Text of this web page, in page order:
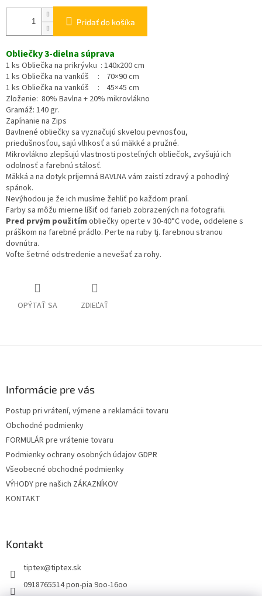
Pridať do košíka
Obliečky 3-dielna súprava
1 ks Obliečka na prikrývku : 140x200 cm
1 ks Obliečka na vankúš : 70×90 cm
1 ks Obliečka na vankúš : 45×45 cm
Zloženie: 80% Bavlna + 20% mikrovlákno
Gramáž: 140 gr.
Zapínanie na Zips
Bavlnené obliečky sa vyznačujú skvelou pevnosťou,
priedušnosťou, sajú vlhkosť a sú mäkké a pružné.
Mikrovlákno zlepšujú vlastnosti posteľných obliečok, zvyšujú ich
odolnosť a farebnú stálosť.
Mäkká a na dotyk príjemná BAVLNA vám zaistí zdravý a pohodlný
spánok.
Nevýhodou je že ich musíme žehliť po každom praní.
Farby sa môžu mierne líšiť od farieb zobrazených na fotografii.
Pred prvým použitím obliečky operte v 30-40°C vode, oddelene s
práškom na farebné prádlo. Perte na ruby tj. farebnou stranou
dovnútra.
Voľte šetrné odstredenie a nevešať za rohy.
OPÝTAŤ SA ZDIEĽAŤ
Informácie pre vás
Postup pri vrátení, výmene a reklamácii tovaru
Obchodné podmienky
FORMULÁR pre vrátenie tovaru
Podmienky ochrany osobných údajov GDPR
Všeobecné obchodné podmienky
VÝHODY pre našich ZÁKAZNÍKOV
KONTAKT
Kontakt
tiptex@tiptex.sk
0918765514 pon-pia 9oo-16oo